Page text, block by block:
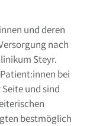
und deren
nach
Steyr.
bei
und sind
bestmöglich